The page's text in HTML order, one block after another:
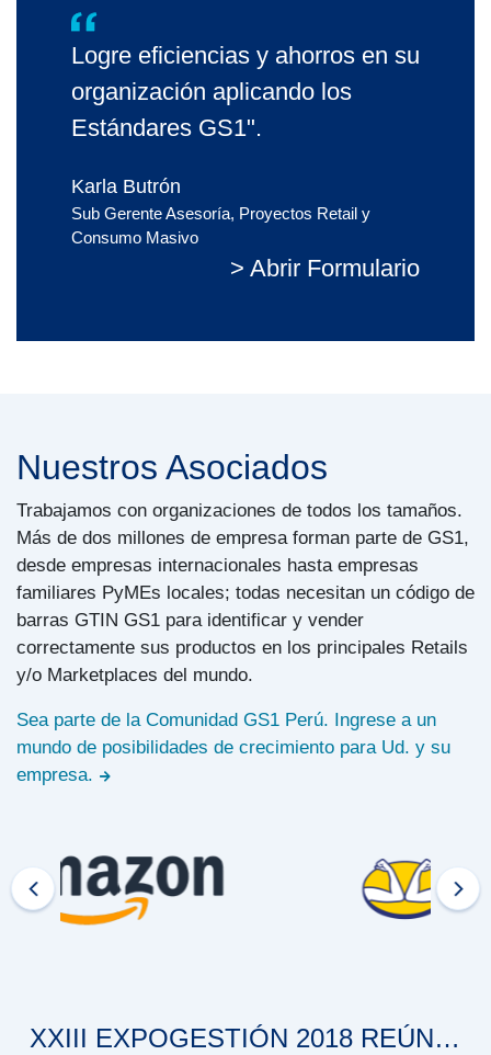
Logre eficiencias y ahorros en su
organización aplicando los
Estándares GS1".
Karla Butrón
Sub Gerente Asesoría, Proyectos Retail y
Consumo Masivo
> Abrir Formulario
Nuestros Asociados
Trabajamos con organizaciones de todos los tamaños.
Más de dos millones de empresa forman parte de GS1,
desde empresas internacionales hasta empresas
familiares PyMEs locales; todas necesitan un código de
barras GTIN GS1 para identificar y vender
correctamente sus productos en los principales Retails
y/o Marketplaces del mundo.
Sea parte de la Comunidad GS1 Perú. Ingrese a un
mundo de posibilidades de crecimiento para Ud. y su
empresa.
XXIII EXPOGESTIÓN 2018 REÚNE A LOS MEJORES ESPECIALISTAS INTERNACIONALES DE DIGITAL SUPPLY CHAIN